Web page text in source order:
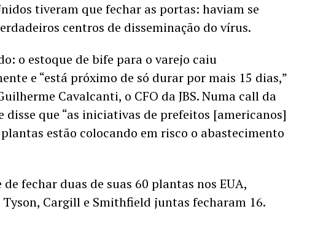
tiveram que fechar as portas: haviam se
centros de disseminação do vírus.
o estoque de bife para o varejo caiu
e “está próximo de só durar por mais 15 dias,”
Cavalcanti, o CFO da JBS. Numa call da
disse que “as iniciativas de prefeitos [americanos]
estão colocando em risco o abastecimento
de fechar duas de suas 60 plantas nos EUA,
Cargill e Smithfield juntas fecharam 16.